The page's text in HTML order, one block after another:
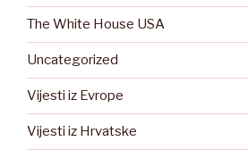
The White House USA
Uncategorized
Vijesti iz Evrope
Vijesti iz Hrvatske